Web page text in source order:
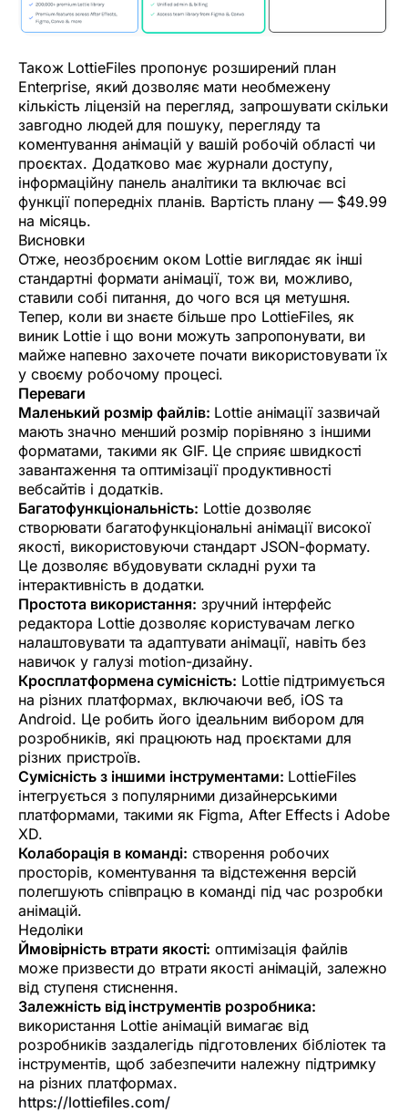
Також LottieFiles пропонує розширений план
Enterprise, який дозволяє мати необмежену
кількість ліцензій на перегляд, запрошувати скільки
завгодно людей для пошуку, перегляду та
коментування анімацій у вашій робочій області чи
проєктах. Додатково має журнали доступу,
інформаційну панель аналітики та включає всі
функції попередніх планів. Вартість плану — $49.99
на місяць.
Висновки
Отже, неозброєним оком Lottie виглядає як інші
стандартні формати анімації, тож ви, можливо,
ставили собі питання, до чого вся ця метушня.
Тепер, коли ви знаєте більше про LottieFiles, як
виник Lottie і що вони можуть запропонувати, ви
майже напевно захочете почати використовувати їх
у своєму робочому процесі.
Переваги
Маленький розмір файлів: Lottie анімації зазвичай
мають значно менший розмір порівняно з іншими
форматами, такими як GIF. Це сприяє швидкості
завантаження та оптимізації продуктивності
вебсайтів і додатків.
Багатофункціональність: Lottie дозволяє
створювати багатофункціональні анімації високої
якості, використовуючи стандарт JSON-формату.
Це дозволяє вбудовувати складні рухи та
інтерактивність в додатки.
Простота використання: зручний інтерфейс
редактора Lottie дозволяє користувачам легко
налаштовувати та адаптувати анімації, навіть без
навичок у галузі motion-дизайну.
Кросплатформена сумісність: Lottie підтримується
на різних платформах, включаючи веб, iOS та
Android. Це робить його ідеальним вибором для
розробників, які працюють над проєктами для
різних пристроїв.
Сумісність з іншими інструментами: LottieFiles
інтегрується з популярними дизайнерськими
платформами, такими як Figma, After Effects і Adobe
XD.
Колаборація в команді: створення робочих
просторів, коментування та відстеження версій
полегшують співпрацю в команді під час розробки
анімацій.
Недоліки
Ймовірність втрати якості: оптимізація файлів
може призвести до втрати якості анімацій, залежно
від ступеня стиснення.
Залежність від інструментів розробника:
використання Lottie анімацій вимагає від
розробників заздалегідь підготовлених бібліотек та
інструментів, щоб забезпечити належну підтримку
на різних платформах.
https://lottiefiles.com/